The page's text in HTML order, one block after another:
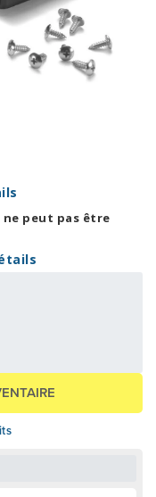
ne peut pas être